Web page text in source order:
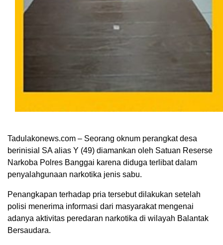
Tadulakonews.com – Seorang oknum perangkat desa
berinisial SA alias Y (49) diamankan oleh Satuan Reserse
Narkoba Polres Banggai karena diduga terlibat dalam
penyalahgunaan narkotika jenis sabu.
Penangkapan terhadap pria tersebut dilakukan setelah
polisi menerima informasi dari masyarakat mengenai
adanya aktivitas peredaran narkotika di wilayah Balantak
Bersaudara.